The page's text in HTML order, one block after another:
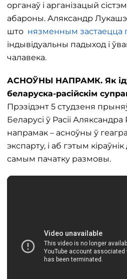
органаў і арганізацый
абароны. Аляксандр
што нязменным
індывідуальны падыход і
чалавека.
АСНОЎНЫ НАПРАМК. Як
беларуска-расійскім
Прэзідэнт 5 студзеня
Беларусі ў Расіі Аляксандра
напрамак – асноўны ў
экспарту, і аб гэтым
самым пачатку размовы.